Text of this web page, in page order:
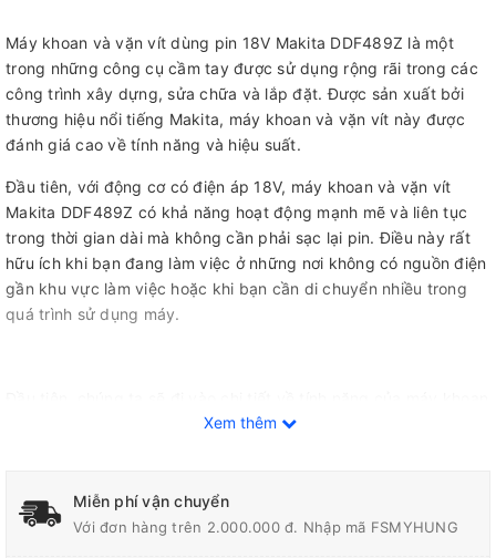
Máy khoan và vặn vít dùng pin 18V Makita DDF489Z là một
trong những công cụ cầm tay được sử dụng rộng rãi trong các
công trình xây dựng, sửa chữa và lắp đặt. Được sản xuất bởi
thương hiệu nổi tiếng Makita, máy khoan và vặn vít này được
đánh giá cao về tính năng và hiệu suất.
Đầu tiên, với động cơ có điện áp 18V, máy khoan và vặn vít
Makita DDF489Z có khả năng hoạt động mạnh mẽ và liên tục
trong thời gian dài mà không cần phải sạc lại pin. Điều này rất
hữu ích khi bạn đang làm việc ở những nơi không có nguồn điện
gần khu vực làm việc hoặc khi bạn cần di chuyển nhiều trong
quá trình sử dụng máy.
và vặn vít dùng pin 18V Makita DDF489RTJ. Với động cơ có
vật liệu khác nhau như gỗ, kim loại, nhựa và cả bê tông. Điều
này cho phép người dùng sử dụng máy trong nhiều mục đích
Xem thêm
Miễn phí vận chuyển
Với đơn hàng trên 2.000.000 đ. Nhập mã FSMYHUNG